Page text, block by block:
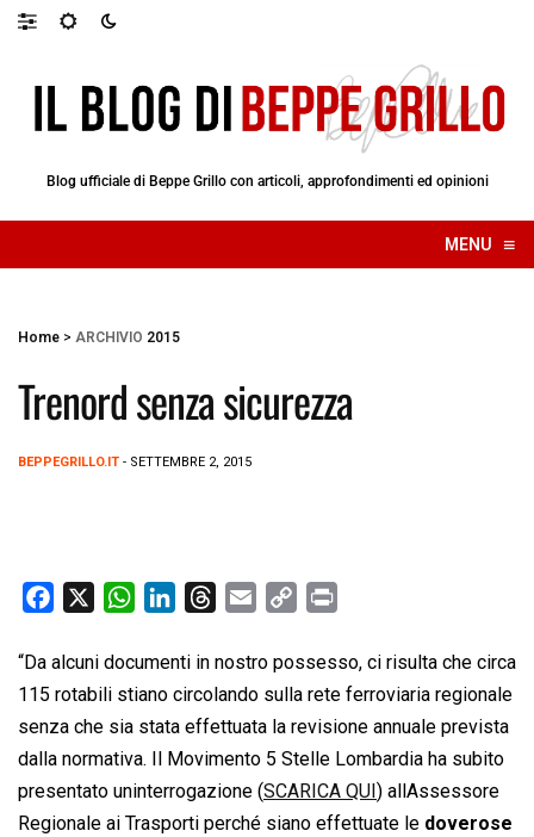
Blog ufficiale di Beppe Grillo con articoli, approfondimenti ed opinioni
MENU ≡
☰
Home > ARCHIVIO 2015
Trenord senza sicurezza
BEPPEGRILLO.IT - SETTEMBRE 2, 2015
c
e
b
o
o
k
W
a
t
s
A
p
p
n
k
e
d
I
n
r
e
a
d
s
a
i
l
p
y
L
i
n
k
i
n
t
“Da alcuni documenti in nostro possesso, ci risulta che circa
115 rotabili stiano circolando sulla rete ferroviaria regionale
senza che sia stata effettuata la revisione annuale prevista
dalla normativa. Il Movimento 5 Stelle Lombardia ha subito
presentato uninterrogazione (SCARICA QUI ) allAssessore
Regionale ai Trasporti perché siano effettuate le doverose